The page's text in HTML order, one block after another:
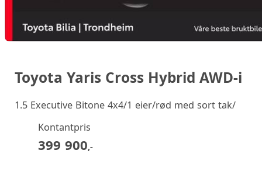
Toyota Yaris Cross Hybrid AWD-i
1.5 Executive Bitone 4x4/1 eier/rød med sort tak/
Kontantpris
399 900,-